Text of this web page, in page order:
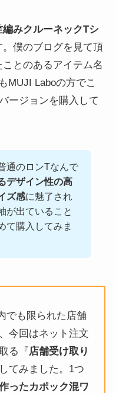
編みクルーネックTシ
僕のブログを見て頂
とのあるアイテム名
MUJI Laboの方でこ
ージョンを購入して
通のロンTなんで
デザイン性の高
ズ感に魅了され
が出ていること
て購入してみま
でも限られた店舗
今回はネット注文
る『 店舗受け取り
てみました。1つ
ったカポック混ワ